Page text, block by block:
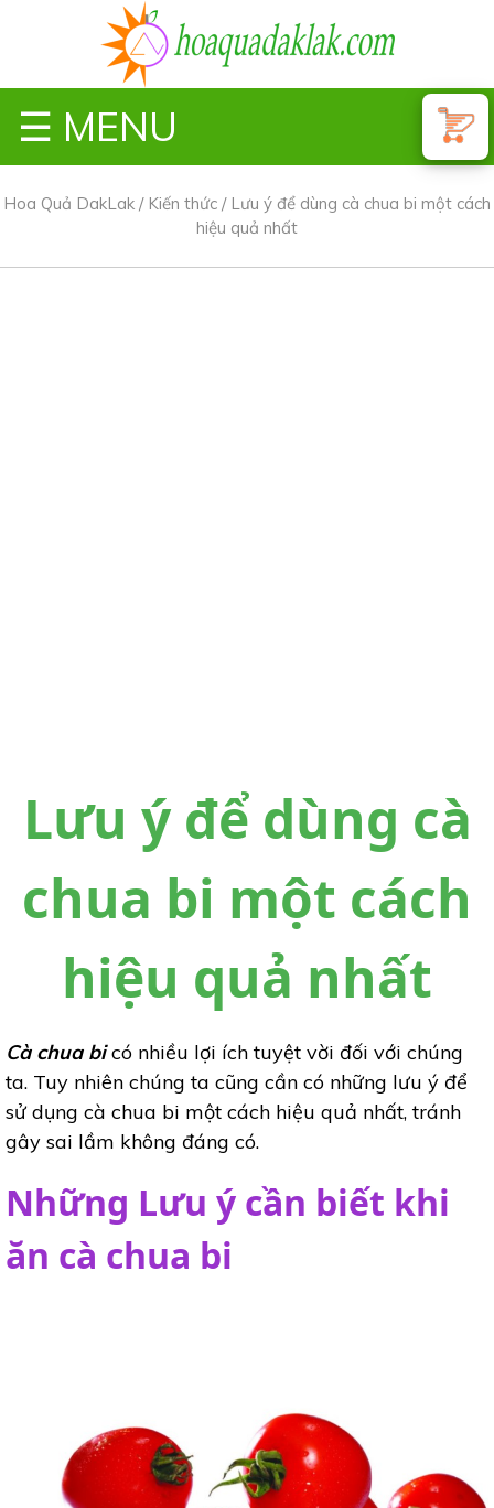
☰ MENU
Hoa Quả DakLak / Kiến thức / Lưu ý để dùng cà chua bi một cách
hiệu quả nhất
Lưu ý để dùng cà
chua bi một cách
hiệu quả nhất
Cà chua bicó nhiều lợi ích tuyệt vời đối với chúng
ta. Tuy nhiên chúng ta cũng cần có những lưu ý để
sử dụng cà chua bi một cách hiệu quả nhất, tránh
gây sai lầm không đáng có.
Những Lưu ý cần biết khi
ăn cà chua bi